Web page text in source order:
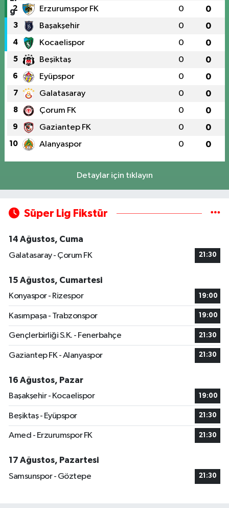
2 Erzurumspor FK 0 0
3 Başakşehir 0 0
4 Kocaelispor 0 0
5 Beşiktaş 0 0
6 Eyüpspor 0 0
7 Galatasaray 0 0
8 Çorum FK 0 0
9 Gaziantep FK 0 0
10 Alanyaspor 0 0
Detaylar için tıklayın
Süper Lig Fikstür
14 Ağustos, Cuma
Galatasaray - Çorum FK
21:30
15 Ağustos, Cumartesi
Konyaspor - Rizespor
19:00
Kasımpaşa - Trabzonspor 19:00
Gençlerbirliği S.K. - Fenerbahçe 21:30
Gaziantep FK - Alanyaspor 21:30
16 Ağustos, Pazar
Başakşehir - Kocaelispor
19:00
Beşiktaş - Eyüpspor 21:30
Amed - Erzurumspor FK 21:30
17 Ağustos, Pazartesi
Samsunspor - Göztepe
21:30